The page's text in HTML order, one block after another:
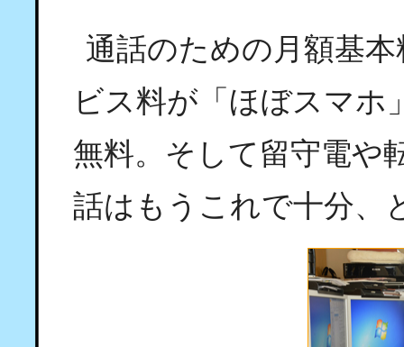
通話のための月額基
ビス料が「ほぼスマホ
無料。そして留守電や
話はもうこれで十分、